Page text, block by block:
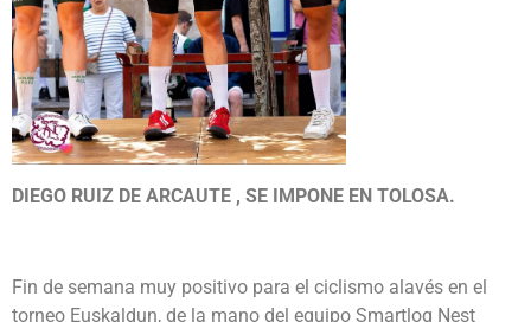
DIEGO RUIZ DE ARCAUTE , SE IMPONE EN TOLOSA.
Fin de semana muy positivo para el ciclismo alavés en el
torneo Euskaldun, de la mano del equipo Smartlog Nest